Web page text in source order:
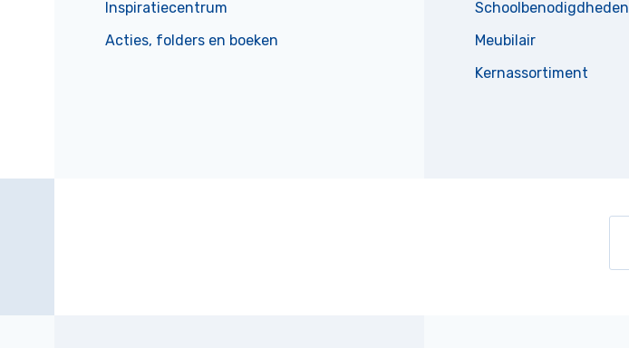
Inspiratiecentrum
Acties, folders en boeken
Schoolbenodigdheden
Meubilair
Kernassortiment